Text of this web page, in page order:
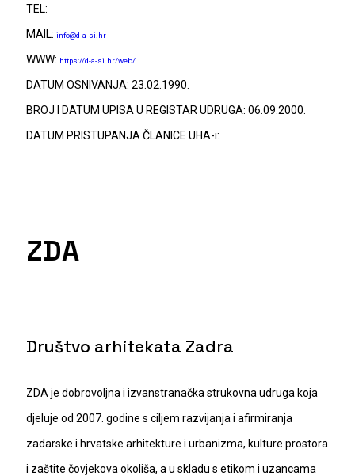
TEL:
MAIL: info@d-a-si.hr
WWW: https://d-a-si.hr/web/
DATUM OSNIVANJA: 23.02.1990.
BROJ I DATUM UPISA U REGISTAR UDRUGA: 06.09.2000.
DATUM PRISTUPANJA ČLANICE UHA-i:
ZDA
Društvo arhitekata Zadra
ZDA je dobrovoljna i izvanstranačka strukovna udruga koja
djeluje od 2007. godine s ciljem razvijanja i afirmiranja
zadarske i hrvatske arhitekture i urbanizma, kulture prostora
i zaštite čovjekova okoliša, a u skladu s etikom i uzancama